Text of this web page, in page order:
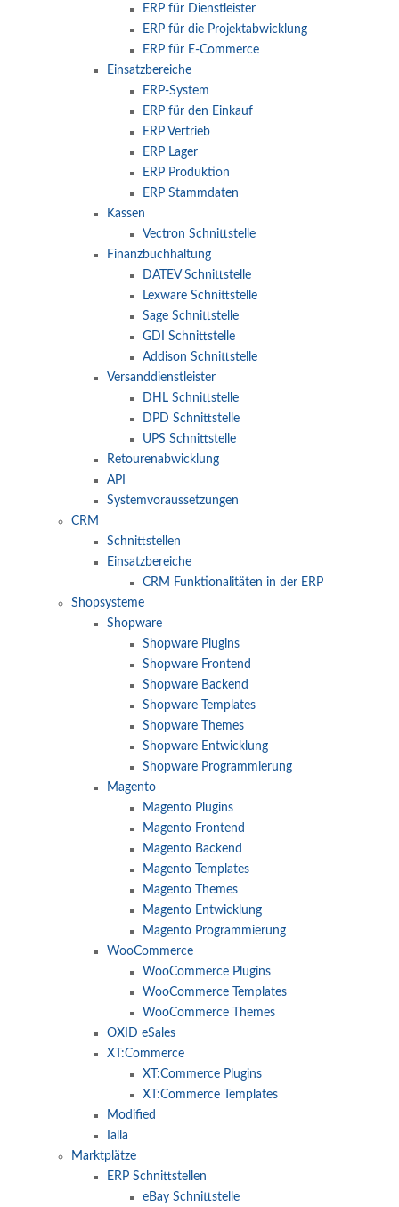
ERP für Dienstleister
ERP für die Projektabwicklung
ERP für E-Commerce
Einsatzbereiche
ERP-System
ERP für den Einkauf
ERP Vertrieb
ERP Lager
ERP Produktion
ERP Stammdaten
Kassen
Vectron Schnittstelle
Finanzbuchhaltung
DATEV Schnittstelle
Lexware Schnittstelle
Sage Schnittstelle
GDI Schnittstelle
Addison Schnittstelle
Versanddienstleister
DHL Schnittstelle
DPD Schnittstelle
UPS Schnittstelle
Retourenabwicklung
API
Systemvoraussetzungen
CRM
Schnittstellen
Einsatzbereiche
CRM Funktionalitäten in der ERP
Shopsysteme
Shopware
Shopware Plugins
Shopware Frontend
Shopware Backend
Shopware Templates
Shopware Themes
Shopware Entwicklung
Shopware Programmierung
Magento
Magento Plugins
Magento Frontend
Magento Backend
Magento Templates
Magento Themes
Magento Entwicklung
Magento Programmierung
WooCommerce
WooCommerce Plugins
WooCommerce Templates
WooCommerce Themes
OXID eSales
XT:Commerce
XT:Commerce Plugins
XT:Commerce Templates
Modified
Ialla
Marktplätze
ERP Schnittstellen
eBay Schnittstelle